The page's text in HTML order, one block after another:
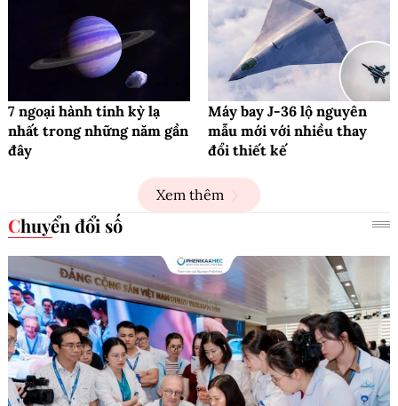
7 ngoại hành tinh kỳ lạ
nhất trong những năm gần
đây
Máy bay J-36 lộ nguyên
mẫu mới với nhiều thay
đổi thiết kế
Xem thêm
Chuyển đổi số